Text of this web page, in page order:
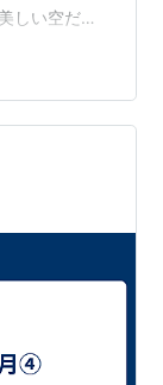
しい空だと
長の短い青
。青一色に
である太陽
に夕方と、
アワーとも